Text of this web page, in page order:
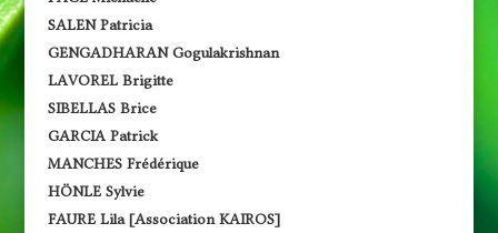
SALEN Patricia
GENGADHARAN Gogulakrishnan
LAVOREL Brigitte
SIBELLAS Brice
GARCIA Patrick
MANCHES Frédérique
HÖNLE Sylvie
FAURE Lila [Association KAIROS]